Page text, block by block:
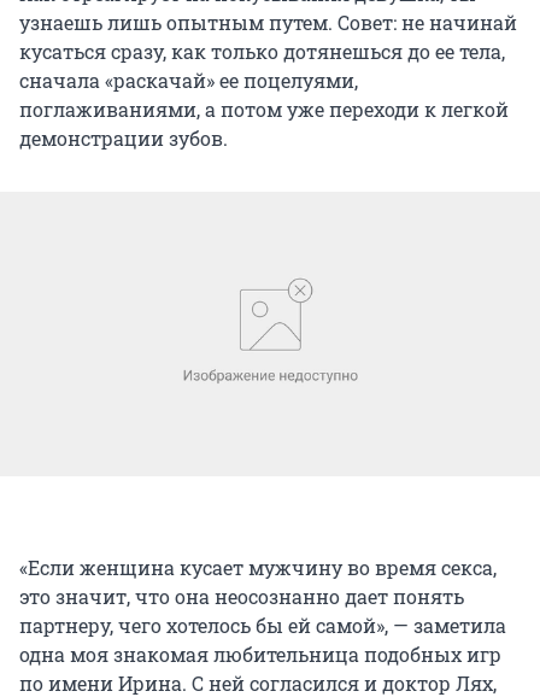
узнаешь лишь опытным путем. Совет: не начинай
кусаться сразу, как только дотянешься до ее тела,
сначала «раскачай» ее поцелуями,
поглаживаниями, а потом уже переходи к легкой
демонстрации зубов.
«Если женщина кусает мужчину во время секса,
это значит, что она неосознанно дает понять
партнеру, чего хотелось бы ей самой», — заметила
одна моя знакомая любительница подобных игр
по имени Ирина. С ней согласился и доктор Лях,